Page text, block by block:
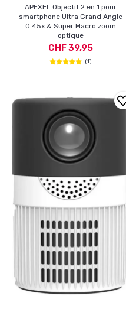
APEXEL Objectif 2 en 1 pour
smartphone Ultra Grand Angle
0.45x & Super Macro zoom
optique
CHF 39,95
(1)